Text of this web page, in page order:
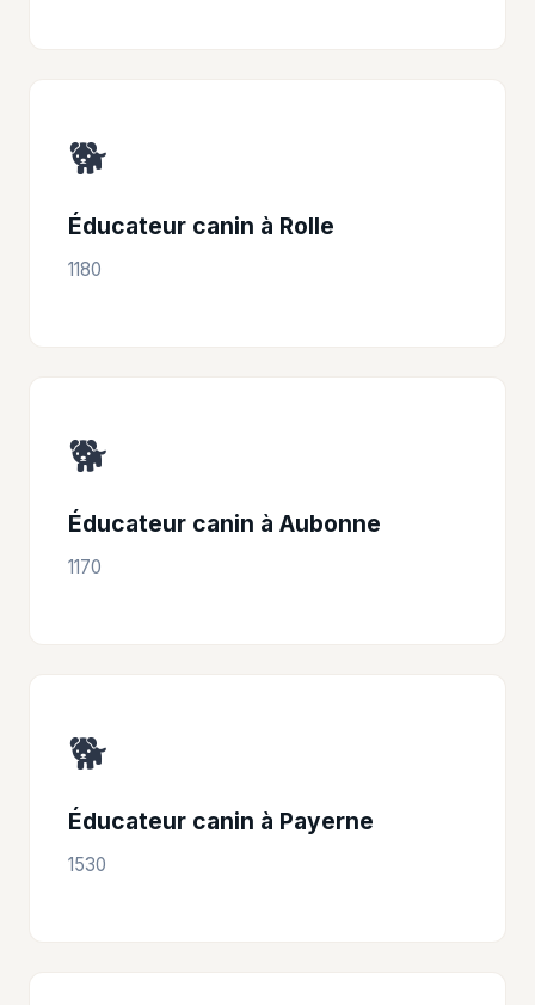
🐕
Éducateur canin à Rolle
1180
🐕
Éducateur canin à Aubonne
1170
🐕
Éducateur canin à Payerne
1530